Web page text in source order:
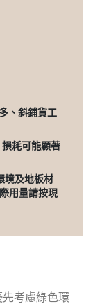
、斜鋪貨工
耗可能顯著
境及地板材
用量請按現
考慮綠色環